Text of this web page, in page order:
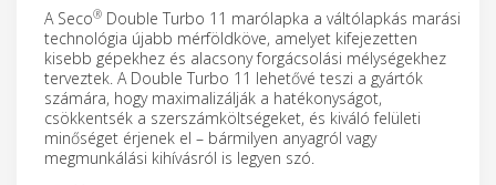
A Seco® Double Turbo 11 marólapka a váltólapkás marási
technológia újabb mérföldköve, amelyet kifejezetten
kisebb gépekhez és alacsony forgácsolási mélységekhez
terveztek. A Double Turbo 11 lehetővé teszi a gyártók
számára, hogy maximalizálják a hatékonyságot,
csökkentsék a szerszámköltségeket, és kiváló felületi
minőséget érjenek el – bármilyen anyagról vagy
megmunkálási kihívásról is legyen szó.